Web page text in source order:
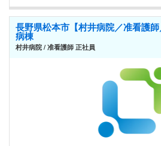
長野県松本市【村井病院／准看護
病棟
村井病院 / 准看護師 正社員